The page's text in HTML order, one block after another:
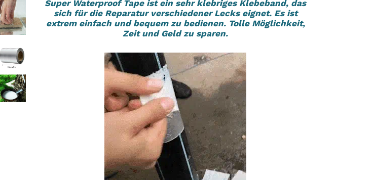
zum
Warenkorb
Super Waterproof Tape ist ein sehr klebriges Klebeband, das
sich für die Reparatur verschiedener Lecks eignet. Es ist
extrem einfach und bequem zu bedienen. Tolle Möglichkeit,
Zeit und Geld zu sparen.